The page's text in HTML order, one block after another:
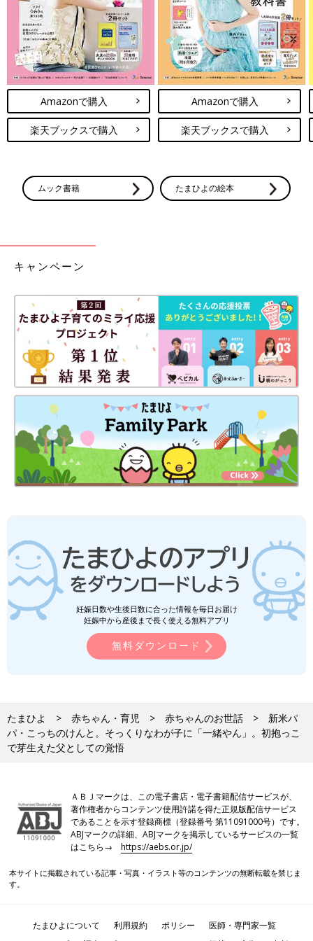
Amazonで購入
楽天ブックスで購入
Amazonで購入
楽天ブックスで購入
ムック書籍 たまひよの絵本
キャンペーン
妊娠日数や生後日数に合った情報を毎日お届け
妊娠中から産後まで長く使える無料アプリ
無料ダウンロード
たまひよ 赤ちゃん・育児 赤ちゃんのお世話
新米パ
パ・こっちのけんと。そっくりなわが子に「一緒やん」。初抱っこ
で芽生えた父としての覚悟
ＡＢＪマークは、この電子書店・電子書籍配信サービスが、
著作権者からコンテンツ使用許諾を得た正規版配信サービス
であることを示す登録商標（登録番号 第11091000号）です。
ABJマークの詳細、ABJマークを掲示しているサービスの一覧
はこちら→https://aebs.or.jp/
本サイトに掲載されている記事・写真・イラスト等のコンテンツの無断転載を禁じま
す。
たまひよについて 利用規約 ポリシー
医師・専門家一覧